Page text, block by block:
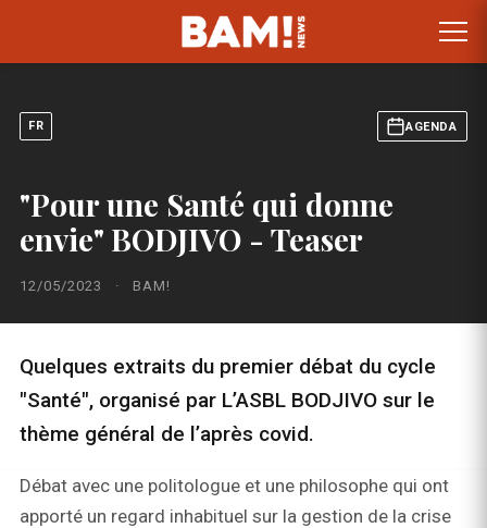
FR AGENDA
"Pour une Santé qui donne
envie" BODJIVO - Teaser
12/05/2023 · BAM!
Quelques extraits du premier débat du cycle
"Santé", organisé par L’ASBL BODJIVO sur le
thème général de l’après covid.
Débat avec une politologue et une philosophe qui ont
apporté un regard inhabituel sur la gestion de la crise